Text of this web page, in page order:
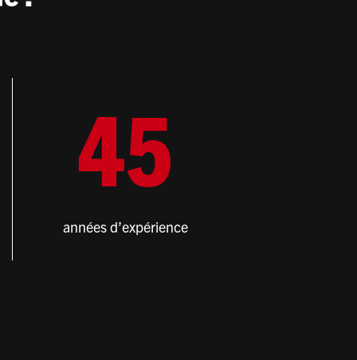
45
années d’expérience